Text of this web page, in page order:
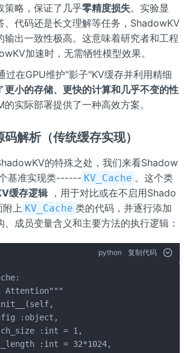
策略，保证了几乎零精度损失。实验显
、代码还是长文理解等任务，ShadowKV
输出一致性极高。这意味着研究者和工程
加速时，无需牺牲模型效果。
过在GPU维护"影子"KV缓存并利用精细
更小的存储、更快的计算和几乎不变的性
实际部署提供了一种高效方案。
解析（传统缓存实现）
的特殊之处，我们来看Shadow
基准实现类------ KV_Cache 。这个类
缓存逻辑，用于对比或在不启用Shado
上 KV_Cache 类的代码，并逐行添加
成员变量含义和主要方法的执行逻辑：
python 复制代码
Attention"""
:object,
:int = 1,
:int = 32*1024,